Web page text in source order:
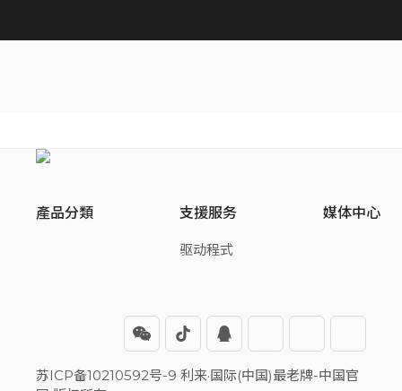
產品分類 支援服务
驱动程式
媒体中心
苏ICP备10210592号-9 利来·国际(中国)最老牌-中国官